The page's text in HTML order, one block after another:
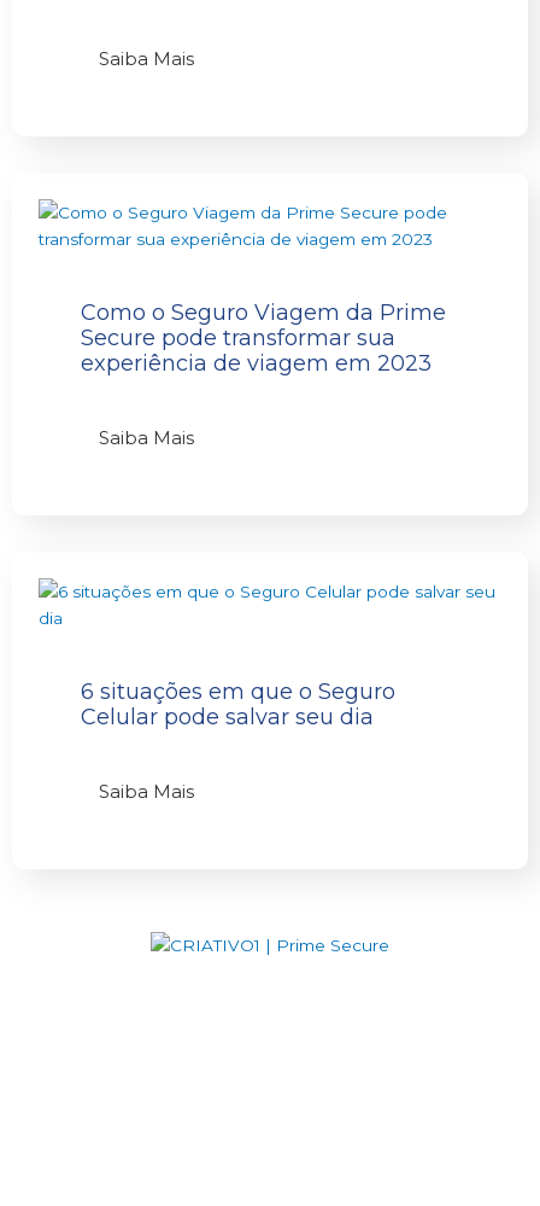
Saiba Mais
Como o Seguro Viagem da Prime
Secure pode transformar sua
experiência de viagem em 2023
Saiba Mais
6 situações em que o Seguro
Celular pode salvar seu dia
Saiba Mais